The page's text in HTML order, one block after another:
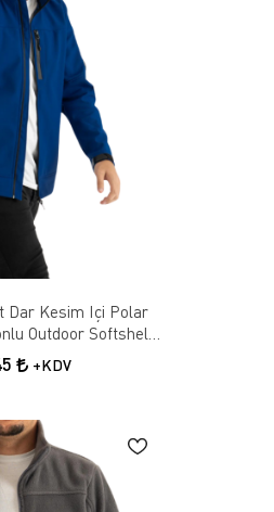
Dar Kesim Içi Polar
Outdoor Softshell
+KDV